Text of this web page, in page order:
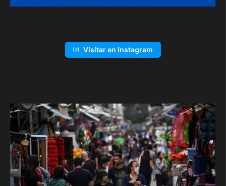
Visitar en Instagram